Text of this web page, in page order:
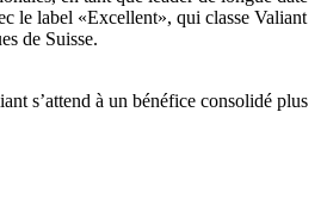
le label «Excellent», qui classe Valiant
de Suisse.
s’attend à un bénéfice consolidé plus